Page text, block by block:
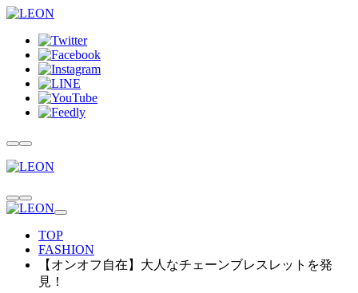
TOP
FASHION
【オンオフ自在】大人なチェーンブレスレットを発
見！